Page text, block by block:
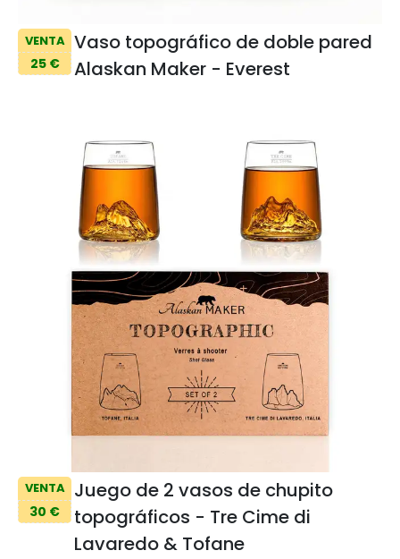
VENTA
25 €
Vaso topográfico de doble pared
Alaskan Maker - Everest
VENTA
30 €
Juego de 2 vasos de chupito
topográficos - Tre Cime di
Lavaredo & Tofane